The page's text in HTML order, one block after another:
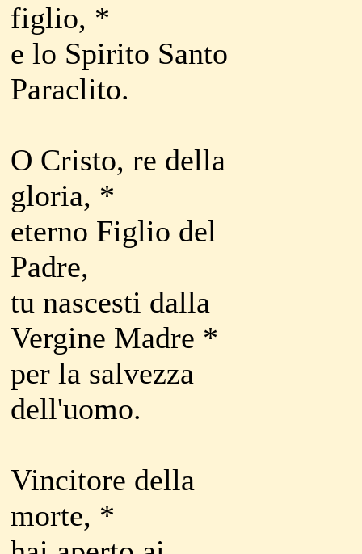
figlio, *
e lo Spirito Santo
Paraclito.
O Cristo, re della
gloria, *
eterno Figlio del
Padre,
tu nascesti dalla
Vergine Madre *
per la salvezza
dell'uomo.
Vincitore della
morte, *